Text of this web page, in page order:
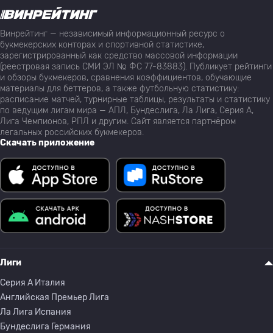
Винрейтинг — независимый информационный ресурс о
букмекерских конторах и спортивной статистике,
зарегистрированный как средство массовой информации
(реестровая запись СМИ ЭЛ № ФС 77-83883). Публикует рейтинги
и обзоры букмекеров, сравнения коэффициентов, обучающие
материалы для беттеров, а также футбольную статистику:
расписание матчей, турнирные таблицы, результаты и статистику
по ведущим лигам мира — АПЛ, Бундеслига, Ла Лига, Серия А,
Лига Чемпионов, РПЛ и другим. Сайт является партнёром
легальных российских букмекеров.
Скачать приложение
Лиги
Серия A Италия
Английская Премьер Лига
Ла Лига Испания
Бундеслига Германия